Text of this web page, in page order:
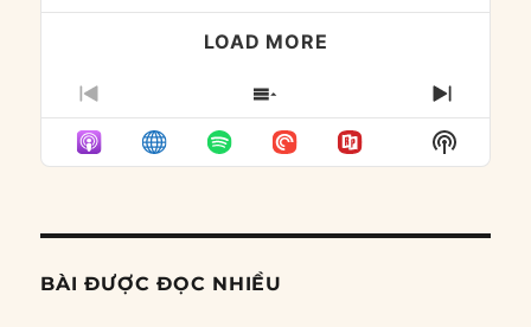
LOAD MORE
PREVIOUS
EPISODE
SHOW
EPISODES
LIST
NEXT
Show
Podcast
BÀI ĐƯỢC ĐỌC NHIỀU